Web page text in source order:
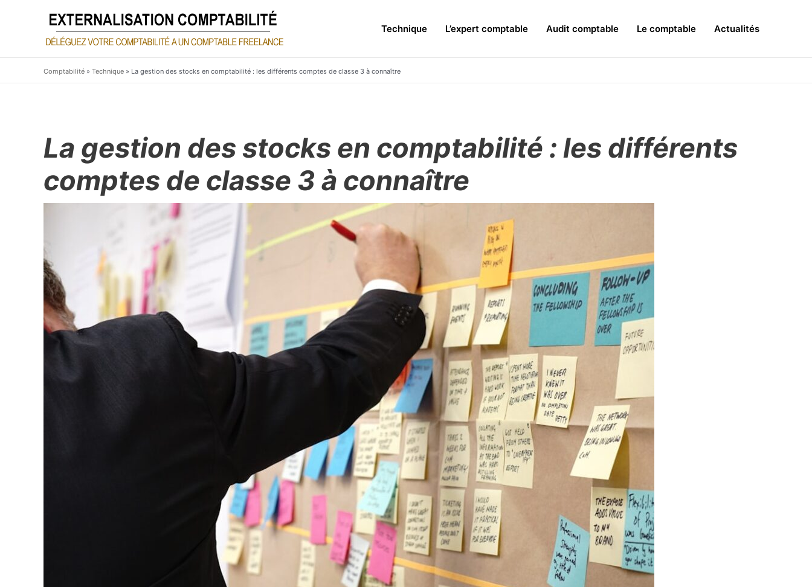
Technique L’expert comptable Audit comptable Le comptable Actualités
Comptabilité » Technique » La gestion des stocks en comptabilité : les différents comptes de classe 3 à connaître
La gestion des stocks en comptabilité : les différents
comptes de classe 3 à connaître